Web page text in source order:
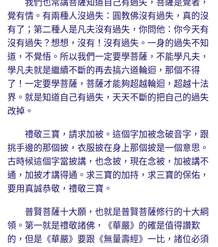
我們也常講菩薩知道自己有過失，菩薩是覺者，
覺有情。有兩種人沒過失：圓教佛沒有過失，真的沒
有了；第二種人是凡夫沒有過失，你問他：你今天有
沒有過失？想想，沒有！沒有過失。一身的過失不知
道，不覺悟。所以我們一定要學菩薩，不能學凡夫，
學凡夫就是繼續不斷的再去搞六道輪迴，那個不得
了！一定要學菩薩，菩薩才能夠超越輪迴，超越十法
界。就是知道自己有過失，天天不斷的把自己的過失
改掉。
禮敬三寶，請求加被。這個字加被念破音字，跟
挑手邊的那個披，衣服披在身上那個披是一個意思。
古時候這個字當披講，也念披，現在念被，加被講不
通，加披才講得通。求三寶的加持，求三寶的保佑，
要用真誠恭敬，禮敬三寶。
普賢菩薩十大願，也就是普賢菩薩修行的十大綱
領。第一就是禮敬諸佛，《華嚴》的確是值得讚歎
的，但是《華嚴》要跟《無量壽經》一比，諸位必須